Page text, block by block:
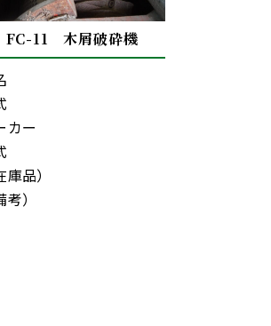
FC-11 木屑破砕機
カー
庫品）
考）